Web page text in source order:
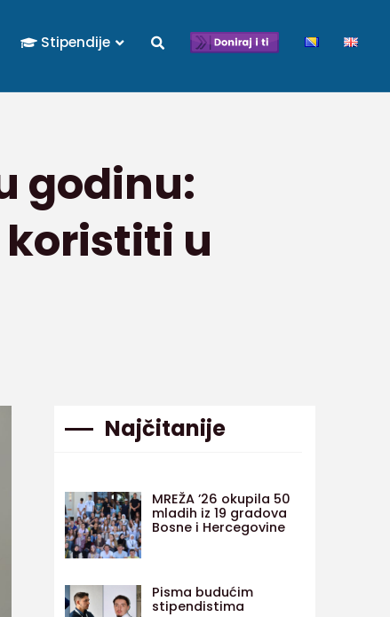
Stipendije
godinu:
koristiti u
Najčitanije
MREŽA ’26 okupila 50
mladih iz 19 gradova
Bosne i Hercegovine
Pisma budućim
stipendistima